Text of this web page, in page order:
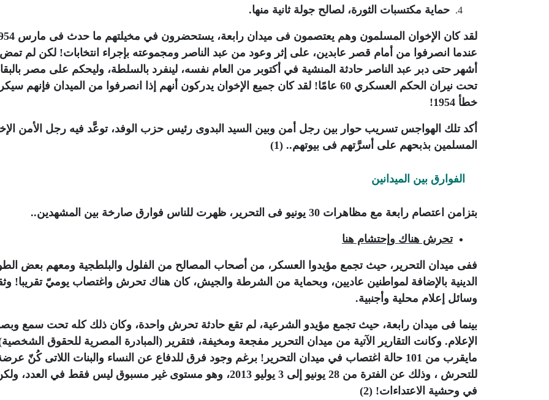
حماية مكتسبات الثورة، لصالح جولة ثانية منها.
عندما انصرفوا من أمام قصر عابدين، على إثر وعود من عبد الناصر ومجموعته بإجراء انتخابات! لكن لم
أشهر حتى دبر عبد الناصر حادثة المنشية في أكتوبر من العام نفسه، لينفرد بالسلطة، وليحكم على مصر
تحت نيران الحكم العسكري 60 عامًا! لقد كان جميع الإخوان يدركون أنهم إذا انصرفوا من الميدان فإنهم
خطأ 1954!
أكد تلك الهواجس تسريب حوار بين رجل أمن وبين السيد البدوى رئيس حزب الوفد، توعَّد فيه رجل الأمن
المسلمين بذبحهم على أسرَّتهم فى بيوتهم.. (1)
الفوارق بين الميدانين
بتزامن اعتصام رابعة مع مظاهرات 30 يونيو فى التحرير، ظهرت للناس فوارق صارخة بين المشهدين..
تحرش هناك وإحتشام هنا
ففى ميدان التحرير، حيث تجمع مؤيدوا العسكر، من أصحاب المصالح من الفلول والبلطجية ومعهم بعض
الدينية بالإضافة لمواطنين عاديين، وبحماية من الشرطة والجيش، كان هناك تحرش واغتصاب يوميّ تقريبا!
وسائل إعلام محلية وأجنبية.
بينما فى ميدان رابعة، حيث تجمع مؤيدو الشرعية، لم تقع حادثة تحرش واحدة، وكان ذلك كله تحت سمع
الإعلام. وكانت التقارير الآتية من ميدان التحرير مفجعة ومخيفة، فتقرير (المبادرة المصرية للحقوق
مايقرب من 101 حالة اغتصاب في ميدان التحرير! برغم وجود فرق للدفاع عن النساء والبنات اللاتى كُنّ
للتحرش ، وذلك عن الفترة من 28 يونيو إلى 3 يوليو 2013، وهو مستوى غير مسبوق ليس فقط في
في وحشية الاعتداءات! (2)